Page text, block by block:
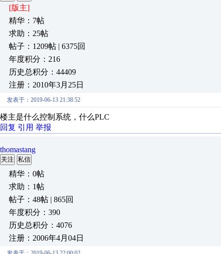
[版主]
精华：7帖
求助：25帖
帖子：1209帖 | 6375回
年度积分：216
历史总积分：44409
注册：2010年3月25日
发表于：2019-06-13 21:38:52
楼主是什么控制系统，什么PLC
回复 引用 举报
thomastang
关注 私信
精华：0帖
求助：1帖
帖子：48帖 | 865回
年度积分：390
历史总积分：4076
注册：2006年4月04日